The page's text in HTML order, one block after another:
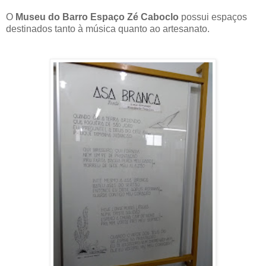
O Museu do Barro Espaço Zé Caboclo possui espaços
destinados tanto à música quanto ao artesanato.